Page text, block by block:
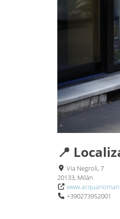
📍
Via Negroli, 7
20133, Milán
+390273952001